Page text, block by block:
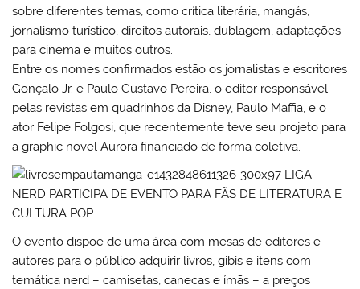
sobre diferentes temas, como crítica literária, mangás,
jornalismo turístico, direitos autorais, dublagem, adaptações
para cinema e muitos outros.
Entre os nomes confirmados estão os jornalistas e escritores
Gonçalo Jr. e Paulo Gustavo Pereira, o editor responsável
pelas revistas em quadrinhos da Disney, Paulo Maffia, e o
ator Felipe Folgosi, que recentemente teve seu projeto para
a graphic novel Aurora financiado de forma coletiva.
O evento dispõe de uma área com mesas de editores e
autores para o público adquirir livros, gibis e itens com
temática nerd – camisetas, canecas e ímãs – a preços